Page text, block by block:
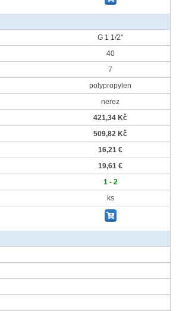
G 1 1/2"
40
7
polypropylen
nerez
421,34 Kč
509,82 Kč
16,21 €
19,61 €
1 - 2
ks